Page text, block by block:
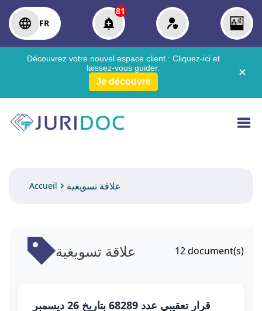
FR
81
Découvrez votre nouvel espace client : Cliquez-ici et
laissez-vous guider.
Je découvre
✕
Accueil علاقة تسويغية
علاقة تسويغية 12document(s)
قرار تعقيبي عدد 68289 بتاريخ 26 ديسمبر